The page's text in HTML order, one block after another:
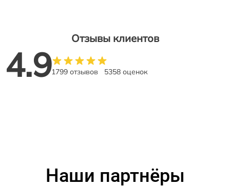
Отзывы клиентов
4.91799 отзывов 5358 оценок
Наши партнёры